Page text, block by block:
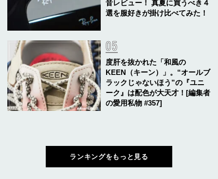
音レビュー！ 真夏に買うべき４
選を服好きが掛け比べてみた！
度肝を抜かれた「和風の
KEEN（キーン）」。“オールブ
ラックじゃないほう”の『ユニ
ーク』は配色が大天才！[編集者
の愛用私物 #357]
ランキングをもっと見る